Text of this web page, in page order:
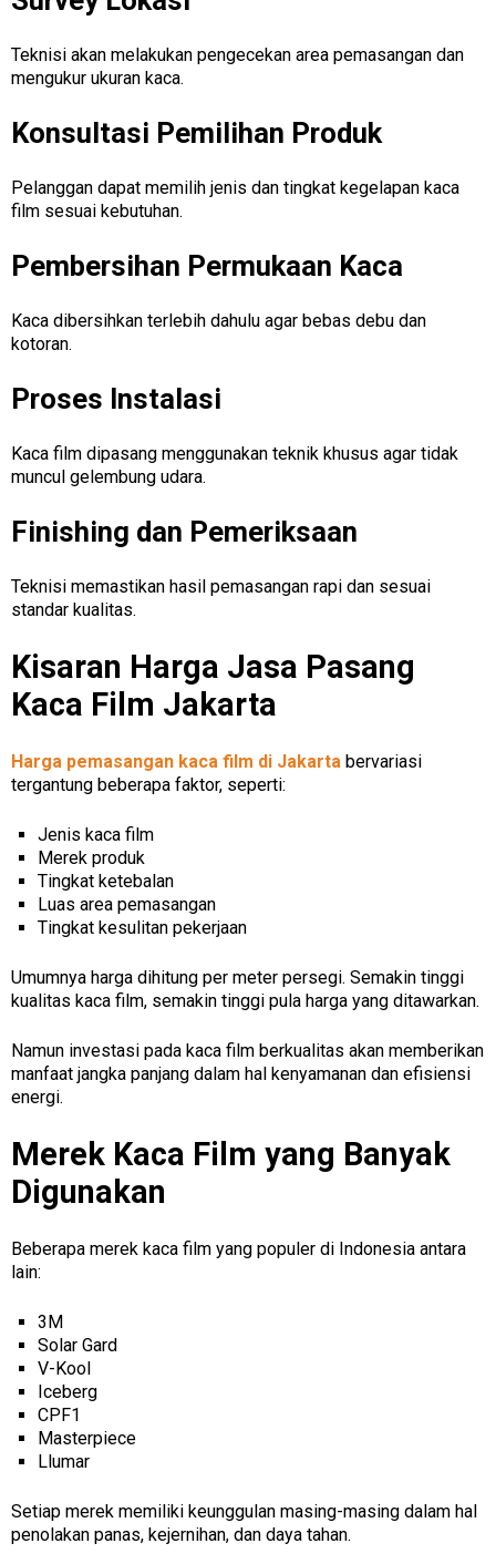
Teknisi akan melakukan pengecekan area pemasangan dan
mengukur ukuran kaca.
Konsultasi Pemilihan Produk
Pelanggan dapat memilih jenis dan tingkat kegelapan kaca
film sesuai kebutuhan.
Pembersihan Permukaan Kaca
Kaca dibersihkan terlebih dahulu agar bebas debu dan
kotoran.
Proses Instalasi
Kaca film dipasang menggunakan teknik khusus agar tidak
muncul gelembung udara.
Finishing dan Pemeriksaan
Teknisi memastikan hasil pemasangan rapi dan sesuai
standar kualitas.
Kisaran Harga Jasa Pasang
Kaca Film Jakarta
Harga pemasangan kaca film di Jakarta bervariasi
tergantung beberapa faktor, seperti:
Jenis kaca film
Merek produk
Tingkat ketebalan
Luas area pemasangan
Tingkat kesulitan pekerjaan
Umumnya harga dihitung per meter persegi. Semakin tinggi
kualitas kaca film, semakin tinggi pula harga yang ditawarkan.
Namun investasi pada kaca film berkualitas akan memberikan
manfaat jangka panjang dalam hal kenyamanan dan efisiensi
energi.
Merek Kaca Film yang Banyak
Digunakan
Beberapa merek kaca film yang populer di Indonesia antara
lain:
3M
Solar Gard
V-Kool
Iceberg
CPF1
Masterpiece
Llumar
Setiap merek memiliki keunggulan masing-masing dalam hal
penolakan panas, kejernihan, dan daya tahan.